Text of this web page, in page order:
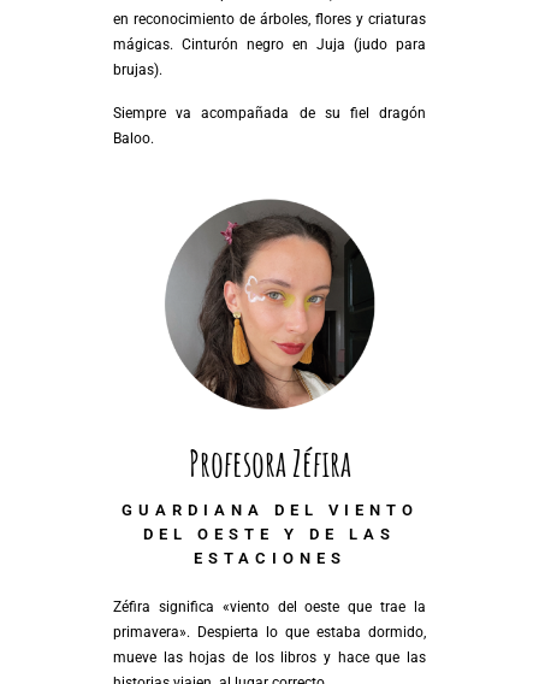
en reconocimiento de árboles, flores y criaturas
mágicas. Cinturón negro en Juja (judo para
brujas).
Siempre va acompañada de su fiel dragón
Baloo.
Profesora Zéfira
GUARDIANA DEL VIENTO
DEL OESTE Y DE LAS
ESTACIONES
Zéfira significa «viento del oeste que trae la
primavera». Despierta lo que estaba dormido,
mueve las hojas de los libros y hace que las